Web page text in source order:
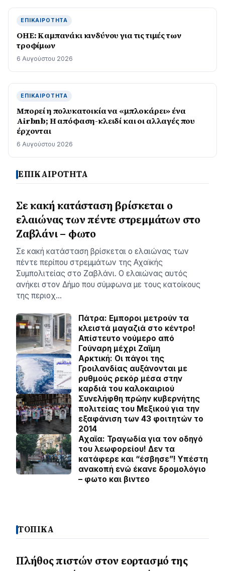
ΕΠΙΚΑΙΡΌΤΗΤΑ
ΟΗΕ: Καμπανάκι κινδύνου για τις τιμές των
τροφίμων
6 Αυγούστου 2026
ΕΠΙΚΑΙΡΌΤΗΤΑ
Μπορεί η πολυκατοικία να «μπλοκάρει» ένα
Airbnb; Η απόφαση-κλειδί και οι αλλαγές που
έρχονται
6 Αυγούστου 2026
ΕΠΙΚΑΙΡΟΤΗΤΑ
Σε κακή κατάσταση βρίσκεται ο
ελαιώνας των πέντε στρεμμάτων στο
Ζαβλάνι – φωτο
Σε κακή κατάσταση βρίσκεται ο ελαιώνας των
πέντε περίπου στρεμμάτων της Αχαϊκής
Συμπολιτείας στο Ζαβλάνι. Ο ελαιώνας αυτός
ανήκει στον Δήμο που σύμφωνα με τους κατοίκους
της περιοχ…
Πάτρα: Εμποροι μετρούν τα
κλειστά μαγαζιά στο κέντρο!
Απίστευτο νούμερο από
Γούναρη μέχρι Ζαϊμη
Αρκτική: Οι πάγοι της
Γροιλανδίας αυξάνονται με
ρυθμούς ρεκόρ μέσα στην
καρδιά του καλοκαιριού
Συνελήφθη πρώην κυβερνήτης
πολιτείας του Μεξικού για την
εξαφάνιση των 43 φοιτητών το
2014
Αχαϊα: Τραγωδία για τον οδηγό
του λεωφορείου! Δεν τα
κατάφερε και “έσβησε”! Υπέστη
ανακοπή ενώ έκανε δρομολόγιο
– φωτο και βιντεο
ΤΟΠΙΚΑ
Πλήθος πιστών στον εορτασμό της